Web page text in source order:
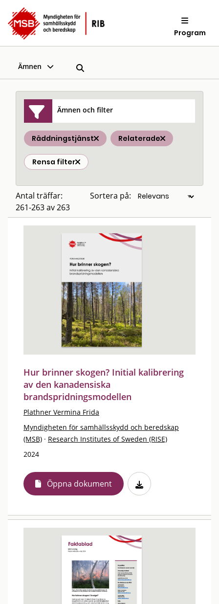
Program
Ämnen
Ämnen och filter
Räddningstjänst Relaterade
Rensa filter
Antal träffar:
261-263 av 263
Sortera på:
Hur brinner skogen? Initial kalibrering
av den kanadensiska
brandspridningsmodellen
Plathner Vermina Frida
Myndigheten för samhällsskydd och beredskap
(MSB) · Research Institutes of Sweden (RISE)
2024
Öppna dokument